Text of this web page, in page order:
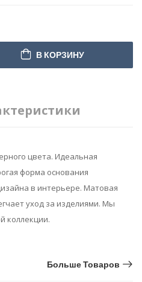
В КОРЗИНУ
цвета. Идеальная
форма основания
в интерьере. Матовая
уход за изделиями. Мы
коллекции.
Больше Товаров